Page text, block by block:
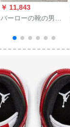
￥ 11,843
バーローの靴の男性
お父さんさんのケケ-
スの男性のぬれた靴
プの男性のスニーカ
ープaj 1白41